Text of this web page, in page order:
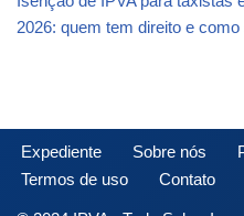
2026: quem tem direito e
Expediente Sobre nós
Termos de uso
Contato